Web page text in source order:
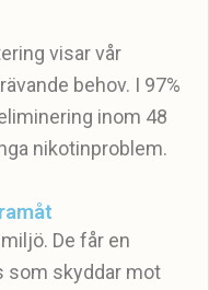
visar vår
behov. I 97%
inom 48
nikotinproblem.
De får en
som skyddar mot